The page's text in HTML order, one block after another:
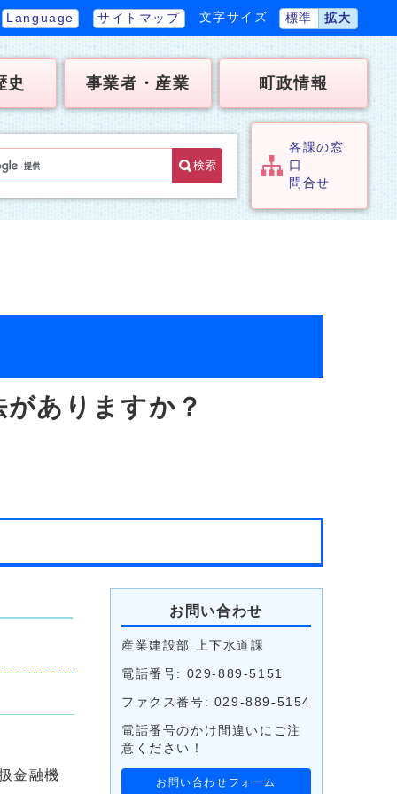
Language サイトマップ 文字サイズ 標準 拡大
史 事業者・産業 町政情報
検索
各課の窓
口
問合せ
ありますか？
金融機
お問い合わせ
産業建設部 上下水道課
電話番号: 029-889-5151
ファクス番号: 029-889-5154
電話番号のかけ間違いにご注
意ください！
お問い合わせフォーム